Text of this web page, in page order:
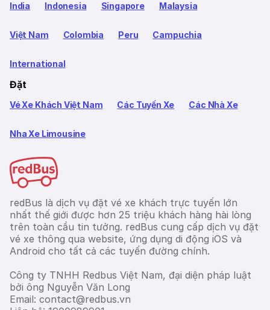
India Indonesia Singapore Malaysia
Việt Nam Colombia Peru Campuchia
International
Đặt
Vé Xe Khách Việt Nam Các Tuyến Xe Các Nhà Xe
Nha Xe Limousine
redBus là dịch vụ đặt vé xe khách trực tuyến lớn
nhất thế giới được hơn 25 triệu khách hàng hài lòng
trên toàn cầu tin tưởng. redBus cung cấp dịch vụ đặt
vé xe thông qua website, ứng dụng di động iOS và
Android cho tất cả các tuyến đường chính.
Công ty TNHH Redbus Việt Nam, đại diện pháp luật
bởi ông Nguyễn Văn Long
Email: contact@redbus.vn